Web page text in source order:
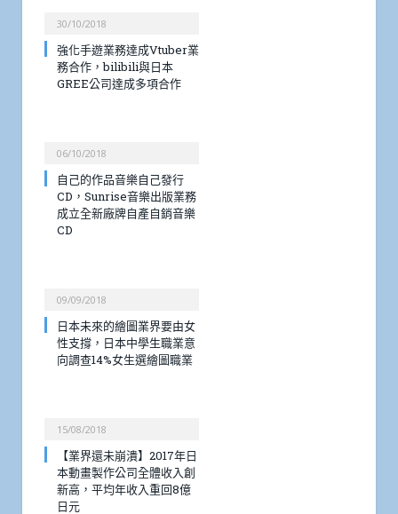
30/10/2018
強化手遊業務達成Vtuber業
務合作，bilibili與日本
GREE公司達成多項合作
06/10/2018
自己的作品音樂自己發行
CD，Sunrise音樂出版業務
成立全新廠牌自產自銷音樂
CD
09/09/2018
日本未來的繪圖業界要由女
性支撐，日本中學生職業意
向調查14%女生選繪圖職業
15/08/2018
【業界還未崩潰】2017年日
本動畫製作公司全體收入創
新高，平均年收入重回8億
日元